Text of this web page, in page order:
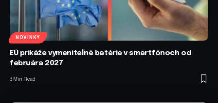
NOVINKY
EÚ prikáže vymeniteľné batérie v smartfónoch od
februára 2027
3 Min Read